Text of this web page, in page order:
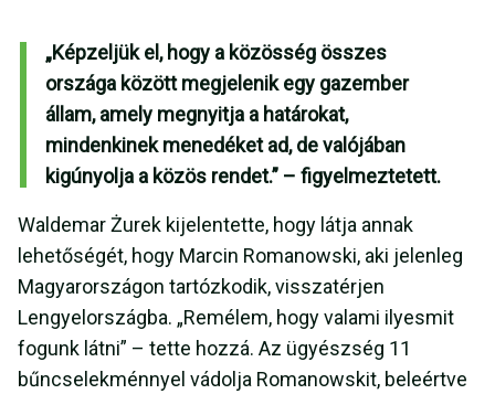
„Képzeljük el, hogy a közösség összes
országa között megjelenik egy gazember
állam, amely megnyitja a határokat,
mindenkinek menedéket ad, de valójában
kigúnyolja a közös rendet.” – figyelmeztetett.
Waldemar Żurek kijelentette, hogy látja annak
lehetőségét, hogy Marcin Romanowski, aki jelenleg
Magyarországon tartózkodik, visszatérjen
Lengyelországba. „Remélem, hogy valami ilyesmit
fogunk látni” – tette hozzá. Az ügyészség 11
bűncselekménnyel vádolja Romanowskit, beleértve